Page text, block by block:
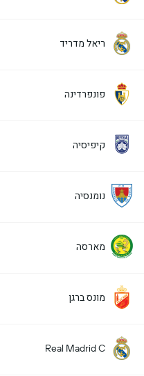
ריאל מדריד
פונפרדינה
קיפיסיה
נומנסיה
מארסה
מונס ברגן
Real Madrid C